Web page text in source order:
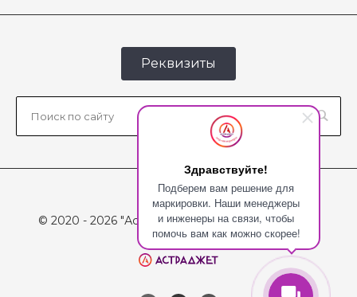
Здравствуйте!
Подберем вам решение для
маркировки. Наши менеджеры
и инженеры на связи, чтобы
помочь вам как можно скорее!
Реквизиты
© 2020 - 2026 "Астраджет", Все права защищены